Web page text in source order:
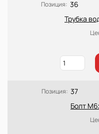
Позиция: 36
Трубка
Позиция: 37
Болт